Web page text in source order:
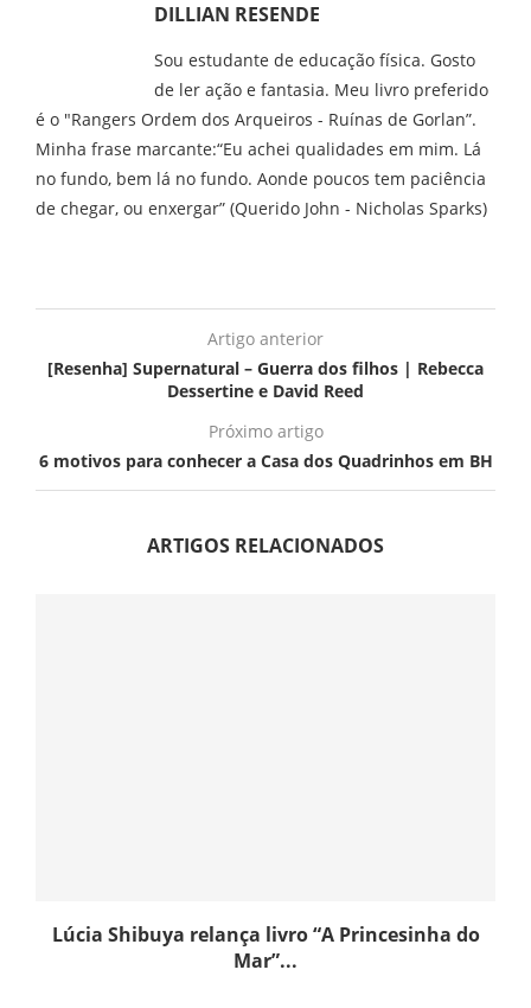
DILLIAN RESENDE
Sou estudante de educação física. Gosto
de ler ação e fantasia. Meu livro preferido
é o "Rangers Ordem dos Arqueiros - Ruínas de Gorlan”.
Minha frase marcante:“Eu achei qualidades em mim. Lá
no fundo, bem lá no fundo. Aonde poucos tem paciência
de chegar, ou enxergar” (Querido John - Nicholas Sparks)
Artigo anterior
[Resenha] Supernatural – Guerra dos filhos | Rebecca
Dessertine e David Reed
Próximo artigo
6 motivos para conhecer a Casa dos Quadrinhos em BH
ARTIGOS RELACIONADOS
Lúcia Shibuya relança livro “A Princesinha do
Mar”...